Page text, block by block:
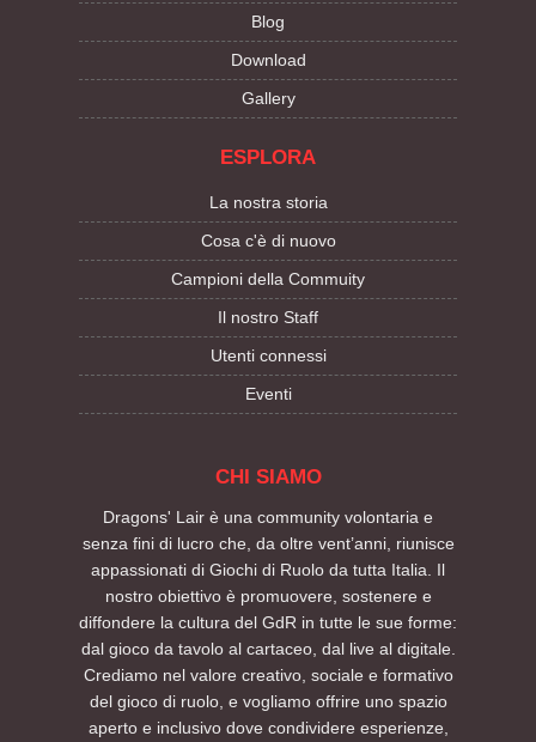
Blog
Download
Gallery
ESPLORA
La nostra storia
Cosa c'è di nuovo
Campioni della Commuity
Il nostro Staff
Utenti connessi
Eventi
CHI SIAMO
Dragons' Lair è una community volontaria e
senza fini di lucro che, da oltre vent’anni, riunisce
appassionati di Giochi di Ruolo da tutta Italia. Il
nostro obiettivo è promuovere, sostenere e
diffondere la cultura del GdR in tutte le sue forme:
dal gioco da tavolo al cartaceo, dal live al digitale.
Crediamo nel valore creativo, sociale e formativo
del gioco di ruolo, e vogliamo offrire uno spazio
aperto e inclusivo dove condividere esperienze,